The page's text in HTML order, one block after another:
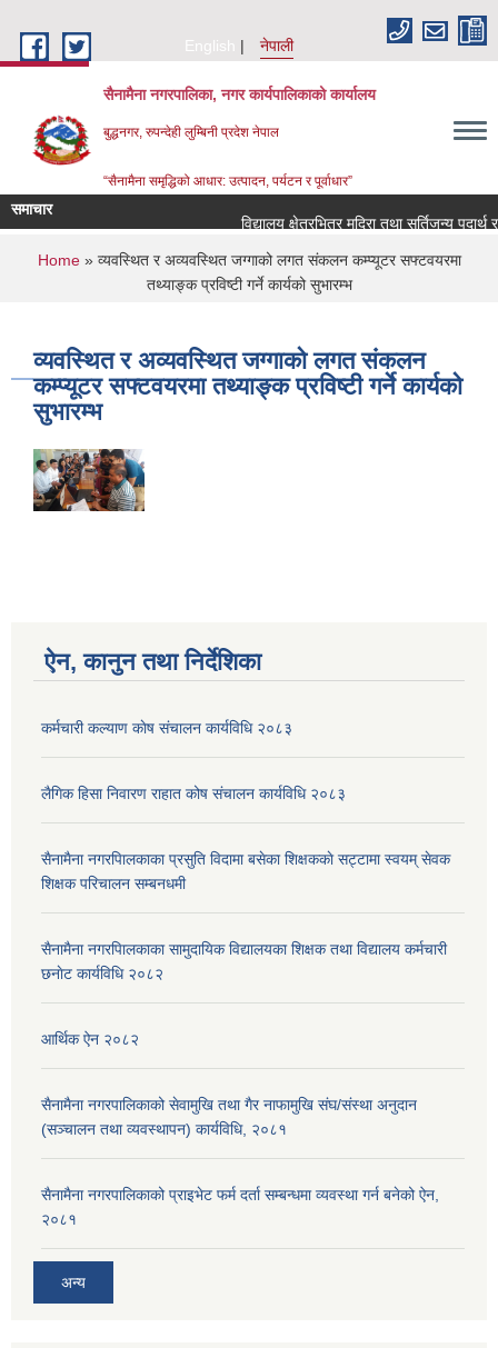
English
नेपाली
सैनामैना नगरपालिका, नगर कार्यपालिकाको कार्यालय
बुद्धनगर, रुपन्देही लुम्बिनी प्रदेश नेपाल
“सैनामैना समृद्धिको आधार: उत्पादन, पर्यटन र पूर्वाधार”
समाचार
विद्यालय क्षेत्रभित्र मदिरा तथा सुर्तिजन्य
You are here
Home» व्यवस्थित र अव्यवस्थित जग्गाको लगत संकलन कम्प्यूटर सफ्टवयरमा
तथ्याङ्क प्रविष्टी गर्ने कार्यको सुभारम्भ
व्यवस्थित र अव्यवस्थित जग्गाको लगत संकलन
कम्प्यूटर सफ्टवयरमा तथ्याङ्क प्रविष्टी गर्ने कार्यको
सुभारम्भ
ऐन, कानुन तथा निर्देशिका
कर्मचारी कल्याण काेष संचालन कार्यविधि २०८३
लैगिक हिसा निवारण राहात कोष संचालन कार्यविधि २०८३
सैनामैना नगरपािलकाका प्रसुति विदामा बसेका शिक्षककाे सट्टामा स्वयम् सेवक
शिक्षक परिचालन सम्बनधमी
सैनामैना नगरपािलकाका सामुदायिक विद्यालयका शिक्षक तथा विद्यालय कर्मचारी
छनाेट कार्यविधि २०८२
आर्थिक ऐन २०८२
सैनामैना नगरपालिकाको सेवामुखि तथा गैर नाफामुखि संघ/संस्था अनुदान
(सञ्चालन तथा व्यवस्थापन) कार्यविधि, २०८१
सैनामैना नगरपालिकाको प्राइभेट फर्म दर्ता सम्बन्धमा व्यवस्था गर्न बनेको ऐन,
२०८१
अन्य